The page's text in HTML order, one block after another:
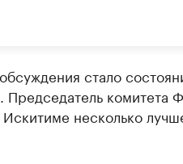
стало
Председатель комитета
несколько